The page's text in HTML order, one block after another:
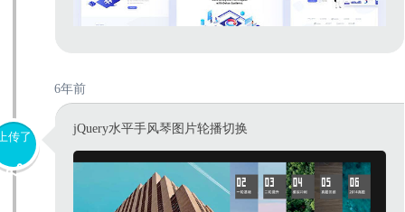
6年前
传了
jQuery水平手风琴图片轮播切换